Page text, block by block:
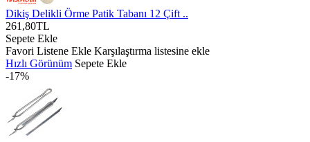
Dikiş Delikli Örme Patik Tabanı 12 Çift ..
261,80TL
Sepete Ekle
Favori Listene Ekle Karşılaştırma listesine ekle
Hızlı Görünüm Sepete Ekle
-17%